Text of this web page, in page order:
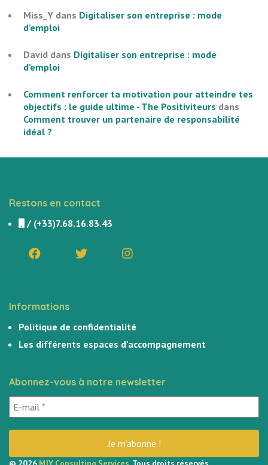
Miss_Y dans Digitaliser son entreprise : mode
d’emploi
David dans Digitaliser son entreprise : mode
d’emploi
Comment renforcer ta motivation pour atteindre tes
objectifs : le guide ultime - The Positiviteurs dans
Comment trouver un partenaire de responsabilité
idéal ?
Restons en contact
/ (+33)7.68.16.83.43
Informations
Politique de confidentialité
Les différents espaces d’accompagnement
Abonnez-vous à notre newsletter